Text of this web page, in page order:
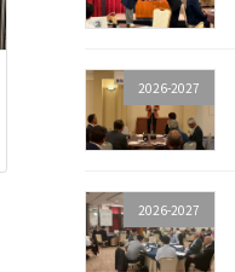
2026-2027
2026-2027